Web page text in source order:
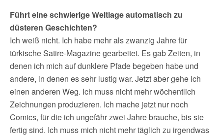
Führt eine schwierige Weltlage automatisch zu
düsteren Geschichten?
Ich weiß nicht. Ich habe mehr als zwanzig Jahre für
türkische Satire-Magazine gearbeitet. Es gab Zeiten, in
denen ich mich auf dunklere Pfade begeben habe und
andere, in denen es sehr lustig war. Jetzt aber gehe ich
einen anderen Weg. Ich muss nicht mehr wöchentlich
Zeichnungen produzieren. Ich mache jetzt nur noch
Comics, für die ich ungefähr zwei Jahre brauche, bis sie
fertig sind. Ich muss mich nicht mehr täglich zu irgendwas